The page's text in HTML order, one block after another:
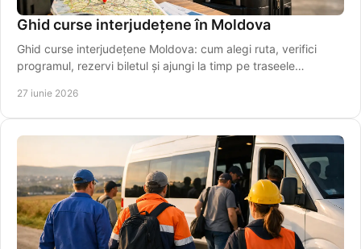
Ghid curse interjudețene în Moldova
Ghid curse interjudețene Moldova: cum alegi ruta, verifici
programul, rezervi biletul și ajungi la timp pe traseele
27 iunie 2026